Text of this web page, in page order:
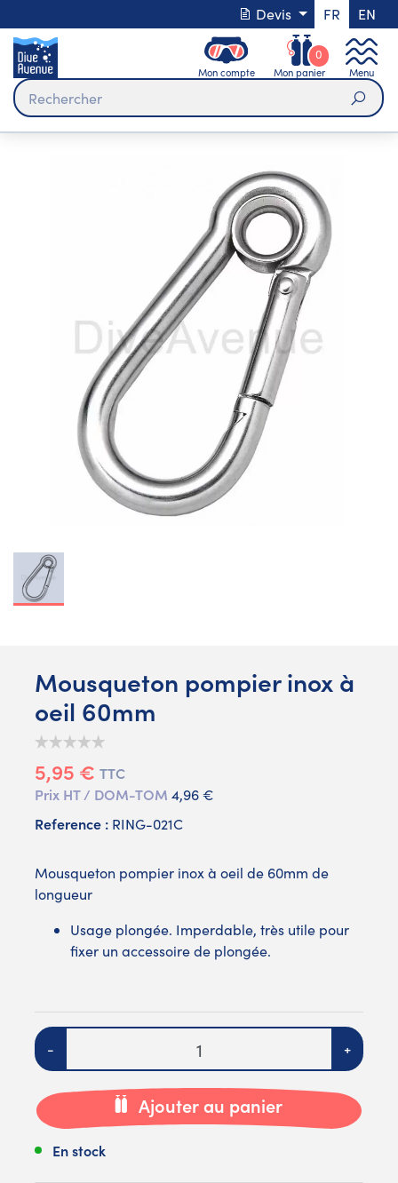
Devis FR EN
Mon compte Mon panier
0
Menu
Mousqueton pompier inox à
oeil 60mm
5,95 € TTC
Prix HT / DOM-TOM 4,96 €
Reference : RING-021C
Mousqueton pompier inox à oeil de 60mm de
longueur
Usage plongée. Imperdable, très utile pour
fixer un accessoire de plongée.
Quantité
- +
Ajouter au panier
En stock